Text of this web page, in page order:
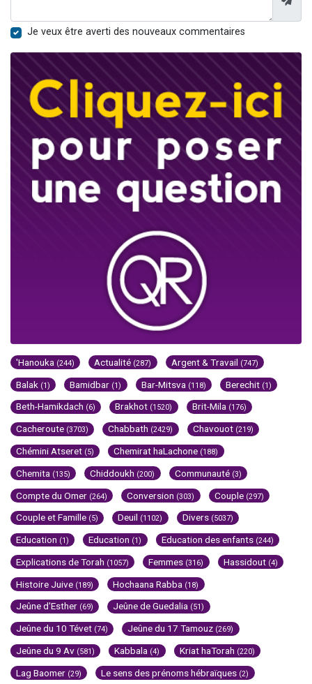
Je veux être averti des nouveaux commentaires
'Hanouka (244) Actualité (287) Argent & Travail (747)
Balak (1) Bamidbar (1) Bar-Mitsva (118) Berechit (1)
Beth-Hamikdach (6) Brakhot (1520) Brit-Mila (176)
Cacheroute (3703) Chabbath (2429) Chavouot (219)
Chémini Atseret (5) Chemirat haLachone (188)
Chemita (135) Chiddoukh (200) Communauté (3)
Compte du Omer (264) Conversion (303) Couple (297)
Couple et Famille (5) Deuil (1102) Divers (5037)
Education (1) Education (1) Education des enfants (244)
Explications de Torah (1057) Femmes (316) Hassidout (4)
Histoire Juive (189) Hochaana Rabba (18)
Jeûne d'Esther (69) Jeûne de Guedalia (51)
Jeûne du 10 Tévet (74) Jeûne du 17 Tamouz (269)
Jeûne du 9 Av (581) Kabbala (4) Kriat haTorah (220)
Lag Baomer (29) Le sens des prénoms hébraïques (2)